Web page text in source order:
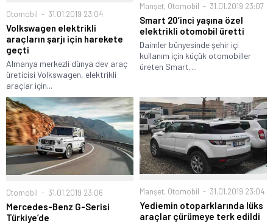
Otomobil 31.01.2019 23:04
Volkswagen elektrikli
araçların şarjı için harekete
geçti
Almanya merkezli dünya dev araç
üreticisi Volkswagen, elektrikli
araçlar için...
Manşet, Otomobil 31.01.2019 23:07
Smart 20’inci yaşına özel
elektrikli otomobil üretti
Daimler bünyesinde şehir içi
kullanım için küçük otomobiller
üreten Smart,...
Otomobil 31.01.2019 23:06
Mercedes-Benz G-Serisi
Türkiye’de
Manşet, Otomobil 31.01.2019 23:04
Yediemin otoparklarında lüks
araçlar çürümeye terk edildi